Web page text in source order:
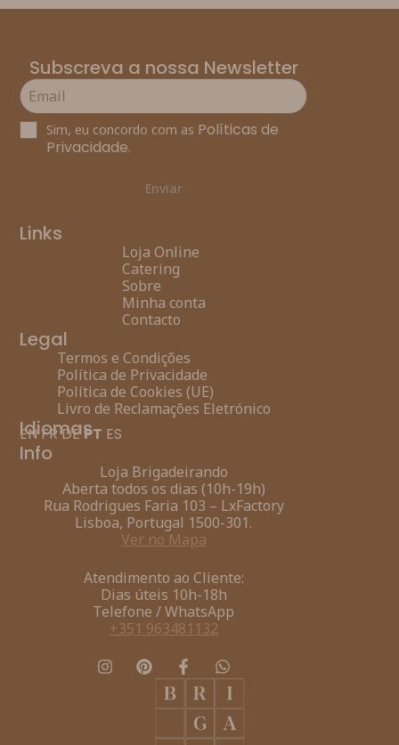
Subscreva a nossa Newsletter
Sim, eu concordo com as Políticas de
Privacidade.
Enviar
Links
Loja Online
Catering
Sobre
Minha conta
Contacto
Legal
Termos e Condições
Política de Privacidade
Política de Cookies (UE)
Livro de Reclamações Eletrónico
Idiomas
EN FR DEPT ES
Info
Loja Brigadeirando
Aberta todos os dias (10h-19h)
Rua Rodrigues Faria 103 – LxFactory
Lisboa, Portugal 1500-301.
Ver no Mapa
Atendimento ao Cliente:
Dias úteis 10h-18h
Telefone / WhatsApp
+351 963481132